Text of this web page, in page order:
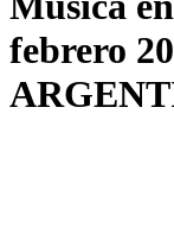
febrero